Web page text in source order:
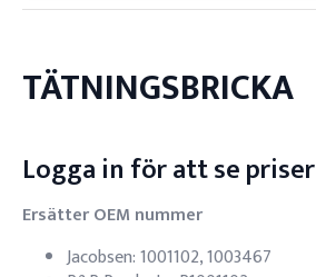
TÄTNINGSBRICKA
Logga in för att se priser
Ersätter OEM nummer
Jacobsen: 1001102, 1003467